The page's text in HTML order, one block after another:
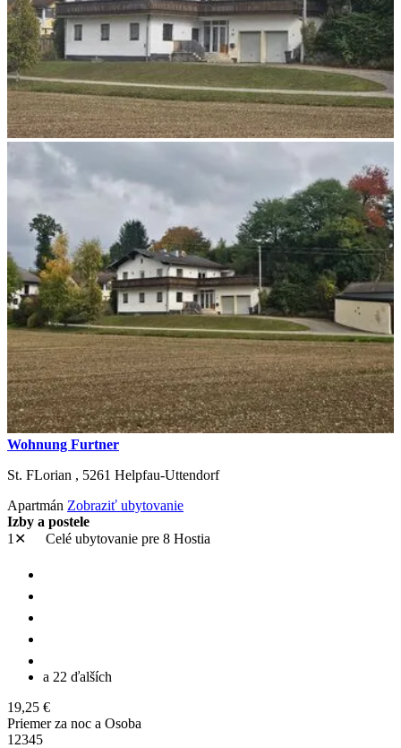
Wohnung Furtner
St. FLorian , 5261 Helpfau-Uttendorf
Apartmán Zobraziť ubytovanie
Izby a postele
1✕
Celé ubytovanie pre 8 Hostia
a 22 ďalších
19,25 €
Priemer za noc a Osoba
1 2345